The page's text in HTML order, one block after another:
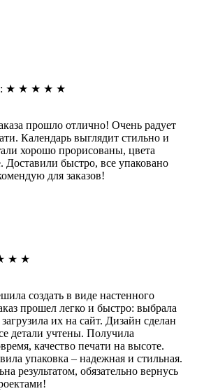
: ★ ★ ★ ★ ★
прошло отлично! Очень радует
Календарь выглядит стильно и
хорошо прорисованы, цвета
быстро, все упаковано
для заказов!
★ ★
создать в виде настенного
прошел легко и быстро: выбрала
их на сайт. Дизайн сделан
детали учтены. Получила
качество печати на высоте.
упаковка – надежная и стильная.
результатом, обязательно вернусь